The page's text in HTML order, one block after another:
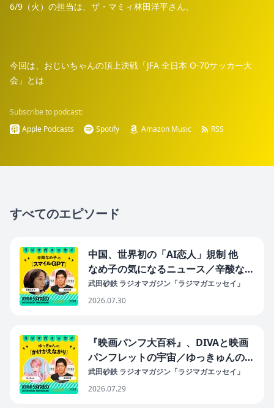
6/9（火）の担当は、ザ・マミィ林田洋平さん。
今回は、おじいちゃんの頂上決戦「JFA 全日本 O-70サッカー大
会」とは
Subscribe to podcast:
Apple Podcasts
Spotify Amazon Music RSS
すべてのエピソード
中国、世界初の「AI恋人」規制 他
なめ子の気になるニュース／辛酸なめ
子の「スマイルGPT」#43（2026年7
月30日放送分）
武田砂鉄 ラジオマガジン「ラジマガエッセイ」
2026.07.30
『映画パンフ大百科』、DIVAと映画
パンフレットの宇宙／ゆっきゅんの
「かけがえながり」#42（2026年7月
29日放送分）
武田砂鉄 ラジオマガジン「ラジマガエッセイ」
2026.07.29